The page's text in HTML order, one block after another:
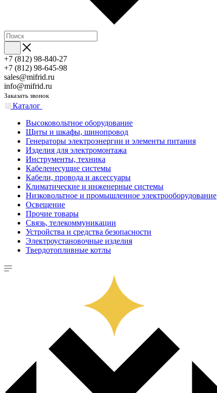
+7 (812) 98-840-27
+7 (812) 98-645-98
sales@mifrid.ru
info@mifrid.ru
Заказать звонок
Каталог
Высоковольтное оборудование
Щиты и шкафы, шинопровод
Генераторы электроэнергии и элементы питания
Изделия для электромонтажа
Инструменты, техника
Кабеленесущие системы
Кабели, провода и аксессуары
Климатические и инженерные системы
Низковольтное и промышленное электрооборудование
Освещение
Прочие товары
Связь, телекоммуникации
Устройства и средства безопасности
Электроустановочные изделия
Твердотопливные котлы